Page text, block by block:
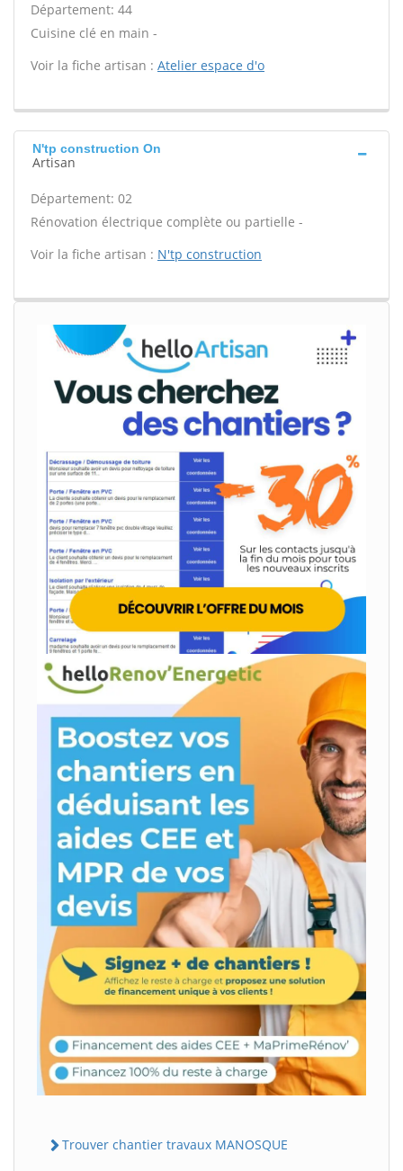
Département: 44
Cuisine clé en main -
Voir la fiche artisan : Atelier espace d'o
N'tp construction On
Artisan
Département: 02
Rénovation électrique complète ou partielle -
Voir la fiche artisan : N'tp construction
Trouver chantier travaux MANOSQUE